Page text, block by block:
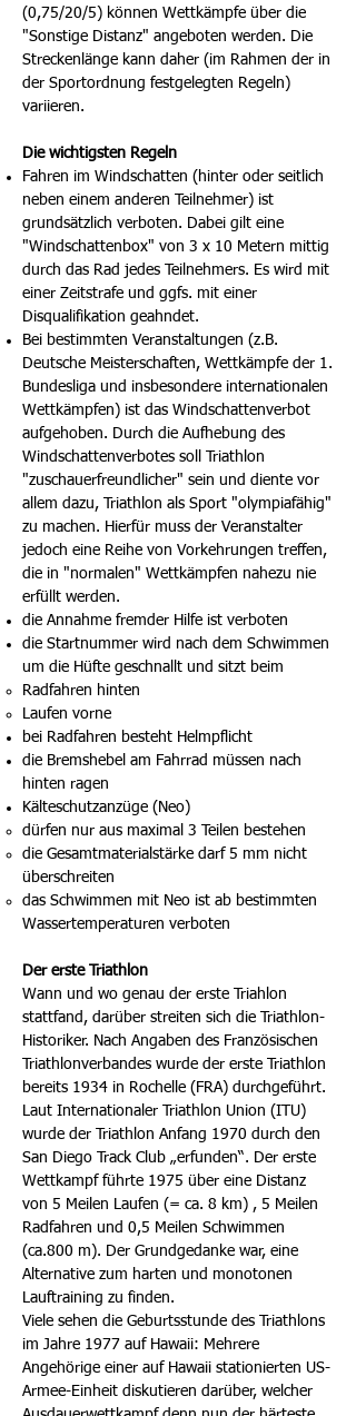
(0,75/20/5) können Wettkämpfe über die
"Sonstige Distanz" angeboten werden. Die
Streckenlänge kann daher (im Rahmen der in
der Sportordnung festgelegten Regeln)
variieren.
Die wichtigsten Regeln
Fahren im Windschatten (hinter oder seitlich
neben einem anderen Teilnehmer) ist
grundsätzlich verboten. Dabei gilt eine
"Windschattenbox" von 3 x 10 Metern mittig
durch das Rad jedes Teilnehmers. Es wird mit
einer Zeitstrafe und ggfs. mit einer
Disqualifikation geahndet.
Bei bestimmten Veranstaltungen (z.B.
Deutsche Meisterschaften, Wettkämpfe der 1.
Bundesliga und insbesondere internationalen
Wettkämpfen) ist das Windschattenverbot
aufgehoben. Durch die Aufhebung des
Windschattenverbotes soll Triathlon
"zuschauerfreundlicher" sein und diente vor
allem dazu, Triathlon als Sport "olympiafähig"
zu machen. Hierfür muss der Veranstalter
jedoch eine Reihe von Vorkehrungen treffen,
die in "normalen" Wettkämpfen nahezu nie
erfüllt werden.
die Annahme fremder Hilfe ist verboten
die Startnummer wird nach dem Schwimmen
um die Hüfte geschnallt und sitzt beim
Radfahren hinten
Laufen vorne
bei Radfahren besteht Helmpflicht
die Bremshebel am Fahrrad müssen nach
hinten ragen
Kälteschutzanzüge (Neo)
dürfen nur aus maximal 3 Teilen bestehen
die Gesamtmaterialstärke darf 5 mm nicht
überschreiten
das Schwimmen mit Neo ist ab bestimmten
Wassertemperaturen verboten
Der erste Triathlon
Wann und wo genau der erste Triahlon
stattfand, darüber streiten sich die Triathlon-
Historiker. Nach Angaben des Französischen
Triathlonverbandes wurde der erste Triathlon
bereits 1934 in Rochelle (FRA) durchgeführt.
Laut Internationaler Triathlon Union (ITU)
wurde der Triathlon Anfang 1970 durch den
San Diego Track Club „erfunden“. Der erste
Wettkampf führte 1975 über eine Distanz
von 5 Meilen Laufen (= ca. 8 km) , 5 Meilen
Radfahren und 0,5 Meilen Schwimmen
(ca.800 m). Der Grundgedanke war, eine
Alternative zum harten und monotonen
Lauftraining zu finden.
Viele sehen die Geburtsstunde des Triathlons
im Jahre 1977 auf Hawaii: Mehrere
Angehörige einer auf Hawaii stationierten US-
Armee-Einheit diskutieren darüber, welcher